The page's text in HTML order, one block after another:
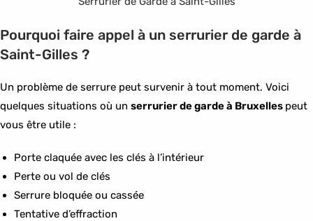
Pourquoi faire appel à un serrurier de garde à
Saint-Gilles ?
Un problème de serrure peut survenir à tout moment. Voici
quelques situations où un serrurier de garde à Bruxelles peut
vous être utile :
Porte claquée avec les clés à l’intérieur
Perte ou vol de clés
Serrure bloquée ou cassée
Tentative d’effraction